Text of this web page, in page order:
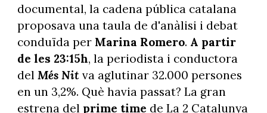
documental, la cadena pública catalana
proposava una taula de d'anàlisi i debat
conduïda per Marina Romero. A partir
de les 23:15h, la periodista i conductora
del Més Nit va aglutinar 32.000 persones
en un 3,2%. Què havia passat? La gran
estrena del prime time de La 2 Catalunya